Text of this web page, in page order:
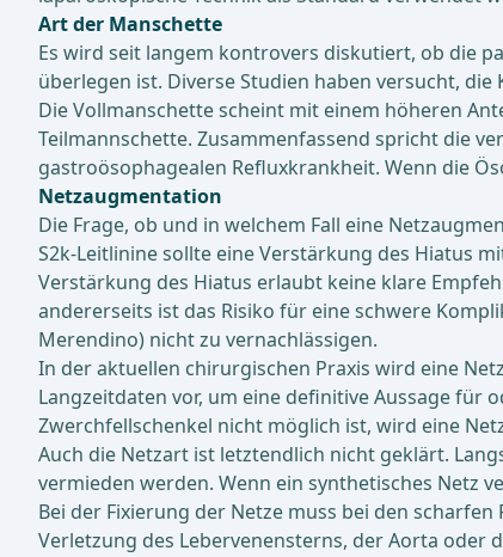
Art der Manschette
Es wird seit langem kontrovers diskutiert, ob die
überlegen ist. Diverse Studien haben versucht, die
Die Vollmanschette scheint mit einem höheren
Teilmannschette. Zusammenfassend spricht die
gastroösophagealen Refluxkrankheit. Wenn die
Netzaugmentation
Die Frage, ob und in welchem Fall eine
S2k-Leitlinine sollte eine Verstärkung des Hiatus
Verstärkung des Hiatus erlaubt keine klare
andererseits ist das Risiko für eine schwere
Merendino) nicht zu vernachlässigen.
In der aktuellen chirurgischen Praxis wird eine
Langzeitdaten vor, um eine definitive Aussage für
Zwerchfellschenkel nicht möglich ist, wird eine
Auch die Netzart ist letztendlich nicht geklärt.
vermieden werden. Wenn ein synthetisches Netz
Bei der Fixierung der Netze muss bei den
Verletzung des Lebervenensterns, der Aorta oder